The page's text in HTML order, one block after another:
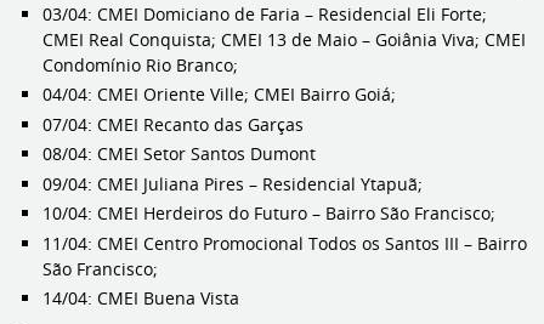
03/04: CMEI Domiciano de Faria – Residencial Eli Forte;
CMEI Real Conquista; CMEI 13 de Maio – Goiânia Viva; CMEI
Condomínio Rio Branco;
04/04: CMEI Oriente Ville; CMEI Bairro Goiá;
07/04: CMEI Recanto das Garças
08/04: CMEI Setor Santos Dumont
09/04: CMEI Juliana Pires – Residencial Ytapuã;
10/04: CMEI Herdeiros do Futuro – Bairro São Francisco;
11/04: CMEI Centro Promocional Todos os Santos III – Bairro
São Francisco;
14/04: CMEI Buena Vista